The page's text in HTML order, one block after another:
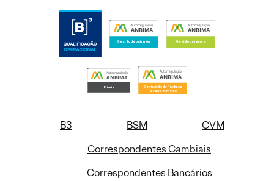
B3 BSM
CVM
Correspondentes Cambiais
Correspondentes Bancários